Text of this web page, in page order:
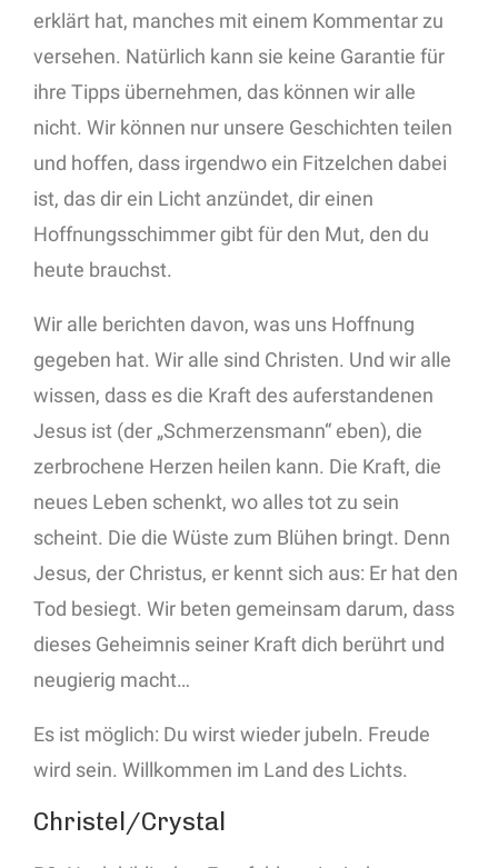
erklärt hat, manches mit einem Kommentar zu
versehen. Natürlich kann sie keine Garantie für
ihre Tipps übernehmen, das können wir alle
nicht. Wir können nur unsere Geschichten teilen
und hoffen, dass irgendwo ein Fitzelchen dabei
ist, das dir ein Licht anzündet, dir einen
Hoffnungsschimmer gibt für den Mut, den du
heute brauchst.
Wir alle berichten davon, was uns Hoffnung
gegeben hat. Wir alle sind Christen. Und wir alle
wissen, dass es die Kraft des auferstandenen
Jesus ist (der „Schmerzensmann“ eben), die
zerbrochene Herzen heilen kann. Die Kraft, die
neues Leben schenkt, wo alles tot zu sein
scheint. Die die Wüste zum Blühen bringt. Denn
Jesus, der Christus, er kennt sich aus: Er hat den
Tod besiegt. Wir beten gemeinsam darum, dass
dieses Geheimnis seiner Kraft dich berührt und
neugierig macht…
Es ist möglich: Du wirst wieder jubeln. Freude
wird sein. Willkommen im Land des Lichts.
Christel/Crystal